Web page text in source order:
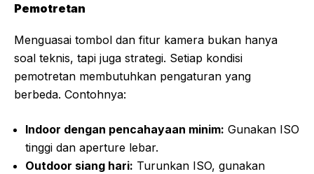
Pemotretan
Menguasai tombol dan fitur kamera bukan hanya
soal teknis, tapi juga strategi. Setiap kondisi
pemotretan membutuhkan pengaturan yang
berbeda. Contohnya:
Indoor dengan pencahayaan minim: Gunakan ISO
tinggi dan aperture lebar.
Outdoor siang hari: Turunkan ISO, gunakan